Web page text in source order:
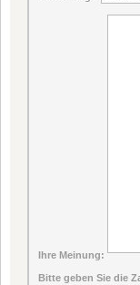
Ihre Meinung:
Bitte geben Sie die